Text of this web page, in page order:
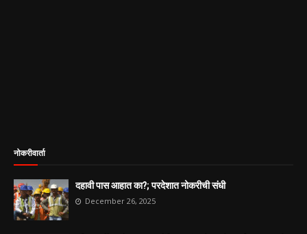
नोकरीवार्ता
दहावी पास आहात का?; परदेशात नोकरीची संधी
December 26, 2025